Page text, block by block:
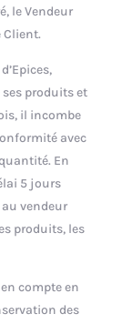
le Vendeur
Client.
produits et
il incombe
avec
En
5 jours
vendeur
produits, les
compte en
des